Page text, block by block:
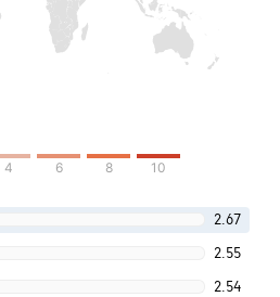
4 6 8 10
2.67
2.55
2.54